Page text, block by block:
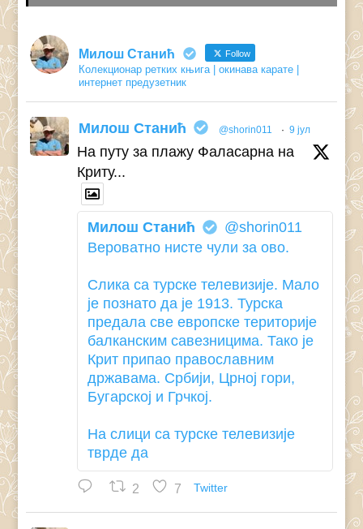
Милош Станић Follow
Колекционар ретких књига | окинава карате |
интернет предузетник
Милош Станић @shorin011 · 9 јул
На путу за плажу Фаласарна на
Криту...
Милош Станић
@shorin011
Вероватно нисте чули за ово.
Слика са турске телевизије. Мало
је познато да је 1913. Турска
предала све европске територије
балканским савезницима. Тако је
Крит припао православним
државама. Србији, Црној гори,
Бугарској и Грчкој.
На слици са турске телевизије
тврде да
2 7 Twitter